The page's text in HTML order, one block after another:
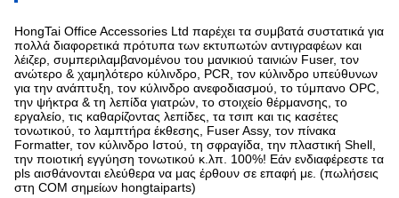
HongTai Office Accessories Ltd παρέχει τα συμβατά συστατικά για
πολλά διαφορετικά πρότυπα των εκτυπωτών αντιγραφέων και
λέιζερ, συμπεριλαμβανομένου του μανικιού ταινιών Fuser, τον
ανώτερο & χαμηλότερο κύλινδρο, PCR, τον κύλινδρο υπεύθυνων
για την ανάπτυξη, τον κύλινδρο ανεφοδιασμού, το τύμπανο OPC,
την ψήκτρα & τη λεπίδα γιατρών, το στοιχείο θέρμανσης, το
εργαλείο, τις καθαρίζοντας λεπίδες, τα τσιπ και τις κασέτες
τονωτικού, το λαμπτήρα έκθεσης, Fuser Assy, τον πίνακα
Formatter, τον κύλινδρο Ιστού, τη σφραγίδα, την πλαστική Shell,
την ποιοτική εγγύηση τονωτικού κ.λπ. 100%! Εάν ενδιαφέρεστε τα
pls αισθάνονται ελεύθερα να μας έρθουν σε επαφή με. (πωλήσεις
στη COM σημείων hongtaiparts)